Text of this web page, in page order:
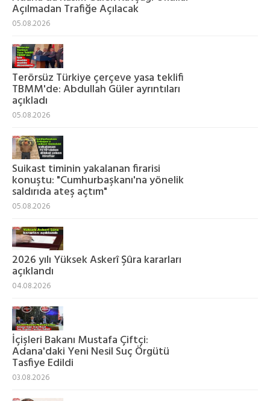
Açılmadan Trafiğe Açılacak
05.08.2026
Terörsüz Türkiye çerçeve yasa teklifi
TBMM'de: Abdullah Güler ayrıntıları
açıkladı
05.08.2026
Suikast timinin yakalanan firarisi
konuştu: "Cumhurbaşkanı'na yönelik
saldırıda ateş açtım"
05.08.2026
2026 yılı Yüksek Askerî Şûra kararları
açıklandı
04.08.2026
İçişleri Bakanı Mustafa Çiftçi:
Adana'daki Yeni Nesil Suç Örgütü
Tasfiye Edildi
03.08.2026